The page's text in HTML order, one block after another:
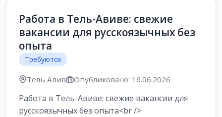
Работа в Тель-Авиве: свежие
вакансии для русскоязычных без
опыта
Требуются
Тель Авив Опубликовано: 16.06.2026
Работа в Тель-Авиве: свежие вакансии для
русскоязычных без опыта<br />